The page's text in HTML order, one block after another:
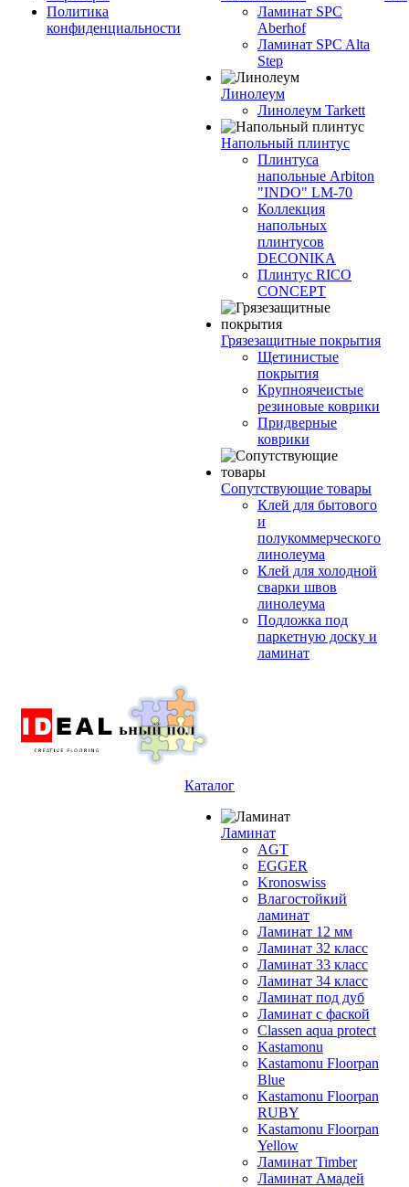
Политика
конфиденциальности
Ламинат SPC
Aberhof
Ламинат SPC Alta
Step
Линолеум
Линолеум Tarkett
Напольный плинтус
Плинтуса
напольные Arbiton
"INDO" LM-70
Коллекция
напольных
плинтусов
DECONIKA
Плинтус RICO
CONCEPT
Грязезащитные покрытия
Щетинистые
покрытия
Крупноячеистые
резиновые коврики
Придверные
коврики
Сопутствующие товары
Клей для бытового
и
полукоммерческого
линолеума
Клей для холодной
сварки швов
линолеума
Подложка под
паркетную доску и
ламинат
Каталог
Ламинат
AGT
EGGER
Kronoswiss
Влагостойкий
ламинат
Ламинат 12 мм
Ламинат 32 класс
Ламинат 33 класс
Ламинат 34 класс
Ламинат под дуб
Ламинат с фаской
Classen aqua protect
Kastamonu
Kastamonu Floorpan
Blue
Kastamonu Floorpan
RUBY
Kastamonu Floorpan
Yellow
Ламинат Timber
Ламинат Амадей